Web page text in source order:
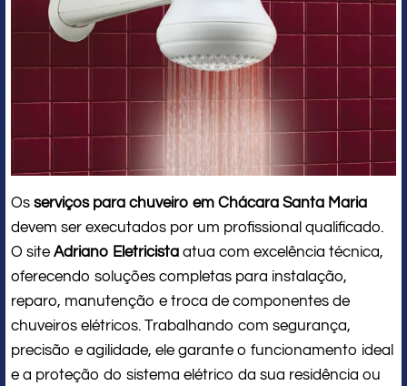
Os serviços para chuveiro em Chácara Santa Maria
devem ser executados por um profissional qualificado.
O site Adriano Eletricista atua com excelência técnica,
oferecendo soluções completas para instalação,
reparo, manutenção e troca de componentes de
chuveiros elétricos. Trabalhando com segurança,
precisão e agilidade, ele garante o funcionamento ideal
e a proteção do sistema elétrico da sua residência ou